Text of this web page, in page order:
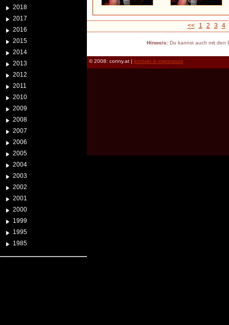
2018
2017
2016
2015
2014
2013
2012
2011
2010
2009
2008
2007
2006
2005
2004
2003
2002
2001
2000
1999
1995
1985
<< 1 2 3 4
Hinweis:Du kannst auch mit den
© 2008: conny.at | kontakt & impressum